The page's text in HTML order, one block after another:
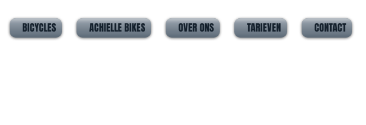
BICYCLES ACHIELLE BIKES OVER ONS TARIEVEN CONTACT